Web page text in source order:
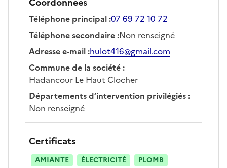
Téléphone principal:07 69 72 10 72
Téléphone secondaire:Non renseigné
Adresse e-mail:hulot416@gmail.com
Commune de la société:
Hadancour Le Haut Clocher
Départements d’intervention privilégiés:
Non renseigné
Certificats
AMIANTE ÉLECTRICITÉ
PLOMB